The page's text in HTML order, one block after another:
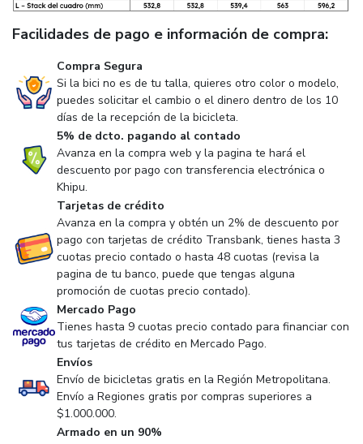
Facilidades de pago e información de compra:
Compra Segura
Si la bici no es de tu talla, quieres otro color o modelo,
puedes solicitar el cambio o el dinero dentro de los 10
días de la recepción de la bicicleta.
5% de dcto. pagando al contado
Avanza en la compra web y la pagina te hará el
descuento por pago con transferencia electrónica o
Khipu.
Tarjetas de crédito
Avanza en la compra y obtén un 2% de descuento por
pago con tarjetas de crédito Transbank, tienes hasta 3
cuotas precio contado o hasta 48 cuotas (revisa la
pagina de tu banco, puede que tengas alguna
promoción de cuotas precio contado).
Mercado Pago
Tienes hasta 9 cuotas precio contado para financiar con
tus tarjetas de crédito en Mercado Pago.
Envíos
Envío de bicicletas gratis en la Región Metropolitana.
Envío a Regiones gratis por compras superiores a
$1.000.000.
Armado en un 90%